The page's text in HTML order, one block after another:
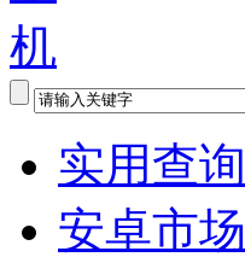
实用查询
安卓市场